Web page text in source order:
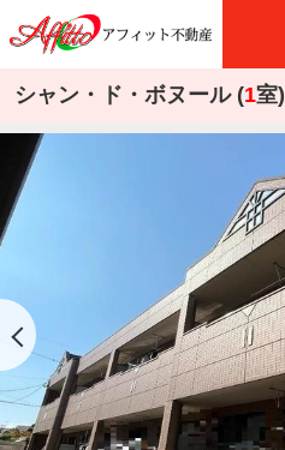
シャン・ド・ボヌール (1室)